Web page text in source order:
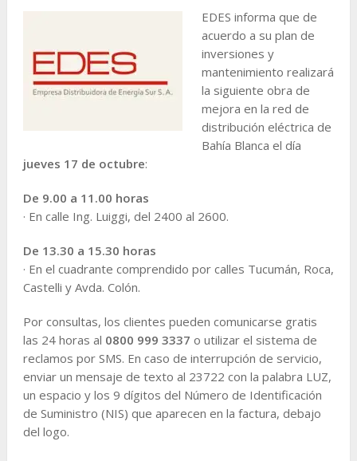
EDES informa que de
acuerdo a su plan de
inversiones y
mantenimiento realizará
la siguiente obra de
mejora en la red de
distribución eléctrica de
Bahía Blanca el día
jueves 17 de octubre:
De 9.00 a 11.00 horas
· En calle Ing. Luiggi, del 2400 al 2600.
De 13.30 a 15.30 horas
· En el cuadrante comprendido por calles Tucumán, Roca,
Castelli y Avda. Colón.
Por consultas, los clientes pueden comunicarse gratis
las 24 horas al 0800 999 3337 o utilizar el sistema de
reclamos por SMS. En caso de interrupción de servicio,
enviar un mensaje de texto al 23722 con la palabra LUZ,
un espacio y los 9 dígitos del Número de Identificación
de Suministro (NIS) que aparecen en la factura, debajo
del logo.